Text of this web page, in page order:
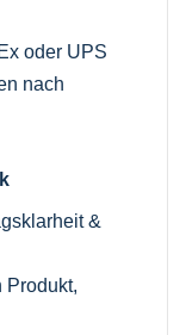
oder UPS
nach
&
Produkt,